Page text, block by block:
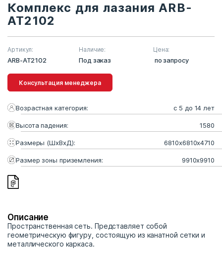
Комплекс для лазания ARB-
AT2102
Артикул:
ARB-AT2102
Наличие:
Под заказ
Цена:
по запросу
Консультация менеджера
Возрастная категория: с 5 до 14 лет
Высота падения: 1580
Размеры (ШхВхД): 6810x6810x4710
Размер зоны приземления: 9910x9910
Описание
Пространственная сеть. Представляет собой
геометрическую фигуру, состоящую из канатной сетки и
металлического каркаса.